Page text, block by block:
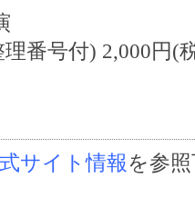
番号付) 2,000円(
サイト情報を参